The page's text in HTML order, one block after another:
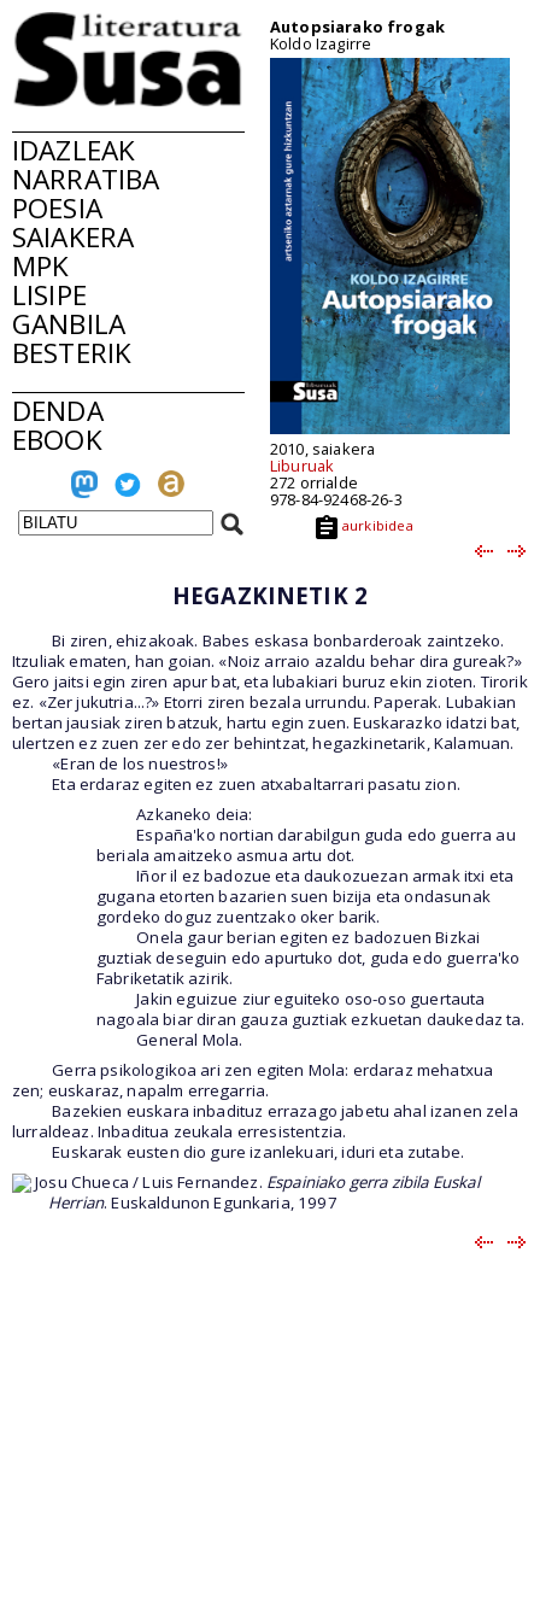
IDAZLEAK
NARRATIBA
POESIA
SAIAKERA
MPK
LISIPE
GANBILA
BESTERIK
DENDA
EBOOK
Autopsiarako frogak
Koldo Izagirre
2010, saiakera
Liburuak
272 orrialde
978-84-92468-26-3
aurkibidea
HEGAZKINETIK 2
Bi ziren, ehizakoak. Babes eskasa bonbarderoak zaintzeko.
Itzuliak ematen, han goian. «Noiz arraio azaldu behar dira gureak?»
Gero jaitsi egin ziren apur bat, eta lubakiari buruz ekin zioten. Tirorik
ez. «Zer jukutria...?» Etorri ziren bezala urrundu. Paperak. Lubakian
bertan jausiak ziren batzuk, hartu egin zuen. Euskarazko idatzi bat,
ulertzen ez zuen zer edo zer behintzat, hegazkinetarik, Kalamuan.
«Eran de los nuestros!»
Eta erdaraz egiten ez zuen atxabaltarrari pasatu zion.
Azkaneko deia:
España'ko nortian darabilgun guda edo guerra au
beriala amaitzeko asmua artu dot.
Iñor il ez badozue eta daukozuezan armak itxi eta
gugana etorten bazarien suen bizija eta ondasunak
gordeko doguz zuentzako oker barik.
Onela gaur berian egiten ez badozuen Bizkai
guztiak deseguin edo apurtuko dot, guda edo guerra'ko
Fabriketatik azirik.
Jakin eguizue ziur eguiteko oso-oso guertauta
nagoala biar diran gauza guztiak ezkuetan daukedaz ta.
General Mola.
Gerra psikologikoa ari zen egiten Mola: erdaraz mehatxua
zen; euskaraz, napalm erregarria.
Bazekien euskara inbadituz errazago jabetu ahal izanen zela
lurraldeaz. Inbaditua zeukala erresistentzia.
Euskarak eusten dio gure izanlekuari, iduri eta zutabe.
Josu Chueca / Luis Fernandez. Espainiako gerra zibila Euskal
Herrian. Euskaldunon Egunkaria, 1997